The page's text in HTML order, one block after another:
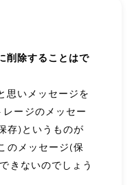
削除することはで
思いメッセージを
ージのメッセー
存)というものが
のメッセージ(保
きないのでしょう